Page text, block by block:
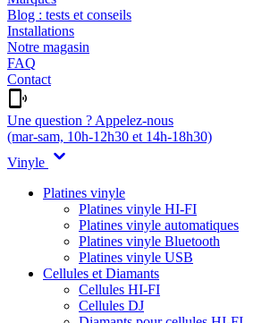
Blog : tests et conseils
Installations
Notre magasin
FAQ
Contact
Une question ? Appelez-nous
(mar-sam, 10h-12h30 et 14h-18h30)
Vinyle
Platines vinyle
Platines vinyle HI-FI
Platines vinyle automatiques
Platines vinyle Bluetooth
Platines vinyle USB
Cellules et Diamants
Cellules HI-FI
Cellules DJ